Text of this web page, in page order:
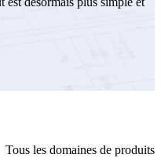
Tous les domaines de produits